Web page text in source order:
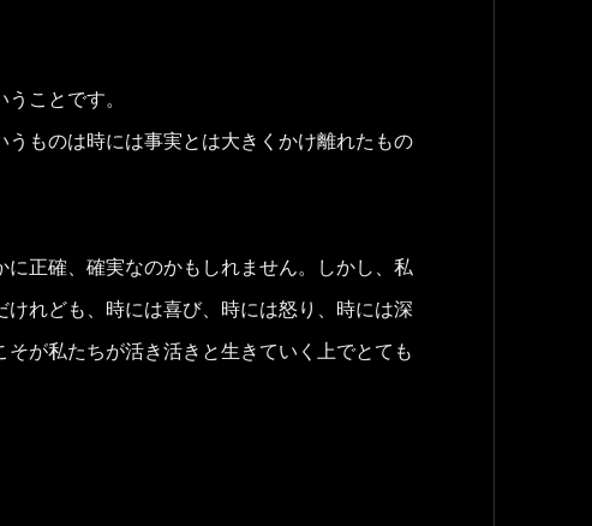
ことです。
ものは時には事実とは大きくかけ離れたもの
正確、確実なのかもしれません。しかし、私
れども、時には喜び、時には怒り、時には深
が私たちが活き活きと生きていく上でとても